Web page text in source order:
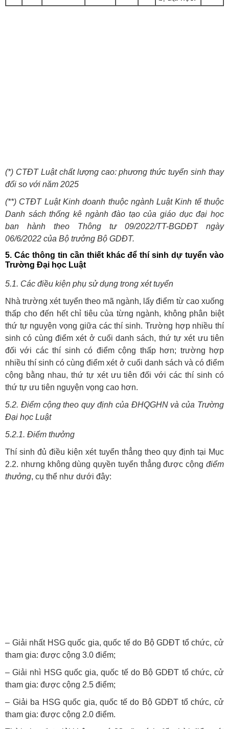
(*) CTĐT Luật chất lượng cao: phương thức tuyển sinh thay
đổi so với năm 2025
(**) CTĐT Luật Kinh doanh thuộc ngành Luật Kinh tế thuộc
Danh sách thống kê ngành đào tạo của giáo dục đại học
ban hành theo Thông tư 09/2022/TT-BGDĐT ngày
06/6/2022 của Bộ trưởng Bộ GDĐT.
5. Các thông tin cần thiết khác để thí sinh dự tuyển vào
Trường Đại học Luật
5.1. Các điều kiện phụ sử dụng trong xét tuyển
Nhà trường xét tuyển theo mã ngành, lấy điểm từ cao xuống
thấp cho đến hết chỉ tiêu của từng ngành, không phân biệt
thứ tự nguyện vọng giữa các thí sinh. Trường hợp nhiều thí
sinh có cùng điểm xét ở cuối danh sách, thứ tự xét ưu tiên
đối với các thí sinh có điểm cộng thấp hơn; trường hợp
nhiều thí sinh có cùng điểm xét ở cuối danh sách và có điểm
cộng bằng nhau, thứ tự xét ưu tiên đối với các thí sinh có
thứ tự ưu tiên nguyện vọng cao hơn.
5.2. Điểm cộng theo quy định của ĐHQGHN và của Trường
Đại học Luật
5.2.1. Điểm thưởng
Thí sinh đủ điều kiện xét tuyển thẳng theo quy định tại Mục
2.2. nhưng không dùng quyền tuyển thẳng được cộng điểm
thưởng, cụ thể như dưới đây:
– Giải nhất HSG quốc gia, quốc tế do Bộ GDĐT tổ chức, cử
tham gia: được cộng 3.0 điểm;
– Giải nhì HSG quốc gia, quốc tế do Bộ GDĐT tổ chức, cử
tham gia: được cộng 2.5 điểm;
– Giải ba HSG quốc gia, quốc tế do Bộ GDĐT tổ chức, cử
tham gia: được cộng 2.0 điểm.